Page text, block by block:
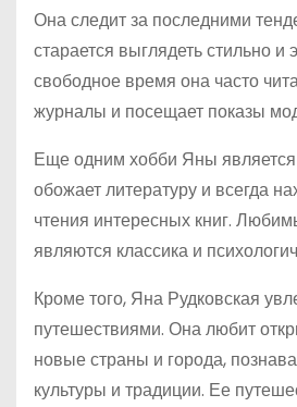
Она следит за последними
старается выглядеть стильно и
свободное время она часто
журналы и посещает показы
Еще одним хобби Яны
обожает литературу и всегда
чтения интересных книг.
являются классика и
Кроме того, Яна Рудковская
путешествиями. Она любит
новые страны и города,
культуры и традиции. Ее